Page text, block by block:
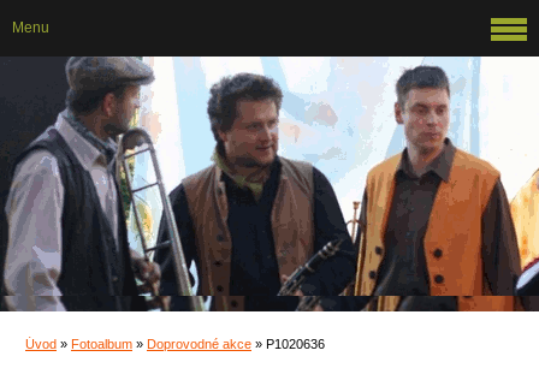
Úvod » Fotoalbum » Doprovodné akce » P1020636
Menu